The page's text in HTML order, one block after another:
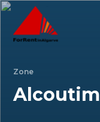
Zone
Alcoutim